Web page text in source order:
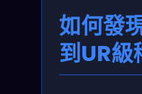
如何發
到UR級